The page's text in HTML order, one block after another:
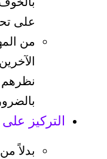
على
من
التركيز
بدلاً